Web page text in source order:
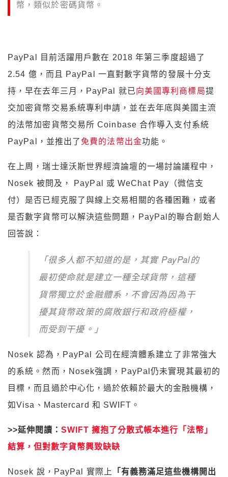
幣，類似於密碼貨幣。
PayPal 目前活躍用戶數在 2018 年第三季度超過了
2.54 億，而且 PayPal 一直對數字貨幣的發展十分支
持，早在去年三月，PayPal 就已向美國專利商標局提
交加密貨幣交易系統專利申請，並在去年底與美國主流
的法幣加密貨幣交易所 Coinbase 合作導入支付系統
PayPal，並推出了 免費的法幣出金功能。
在上周，瑞士達沃斯世界經濟論壇的一場討論議程中，
Nosek 被問及， PayPal 或 WeChat Pay（微信支
付）是否已經克服了與線上交易相關的各種困難，或者
是否數字貨幣可以解決這些問題，PayPal的聯合創始人
回答說：
「很多人都不知道的是，其實 PayPal的
最初使命就是建立一種全球貨幣，這種
貨幣獨立於金融體系，不會因為因為干
擾其貨幣政策的腐敗銀行和政府極權，
而受到干擾。」
Nosek 認為，PayPal 公司在經濟體系建立了非常強大
的系統。然而，Nosek強調，PayPal仍未實現其最初的
目標，而且過於中心化，過於依賴於最大的金融機構，
如Visa、Mastercard 和 SWIFT。
>>延伸閱讀： SWIFT 擁抱了分散式帳本進行「法幣」
結算，但對數字貨幣興致缺缺
Nosek 說，PayPal 實際上
「有義務滿足這些機構開出